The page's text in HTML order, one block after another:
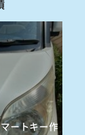
ートキー作